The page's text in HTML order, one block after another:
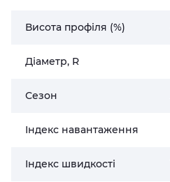
Висота профіля (%)
Діаметр, R
Сезон
Індекс навантаження
Індекс швидкості